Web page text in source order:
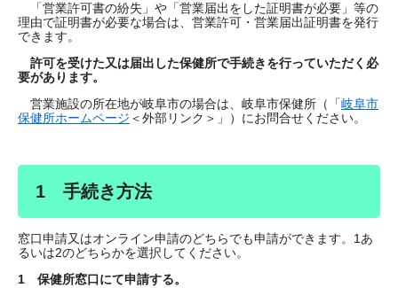
「営業許可書の紛失」や「営業届出をした証明書が必要」等の
理由で証明書が必要な場合は、営業許可・営業届出証明書を発行
できます。
許可を受けた又は届出した保健所で手続きを行っていただく必
要があります。
営業施設の所在地が岐阜市の場合は、岐阜市保健所（「岐阜市
保健所ホームページ ＜外部リンク＞ 」）にお問合せください。
1 手続き方法
窓口申請又はオンライン申請のどちらでも申請ができます。1あ
るいは2のどちらかを選択してください。
1 保健所窓口にて申請する。